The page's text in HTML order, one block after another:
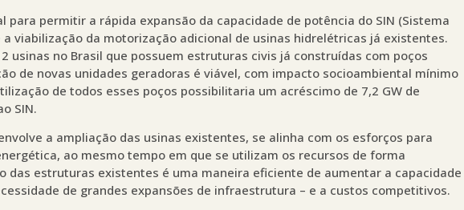
para permitir a rápida expansão da capacidade de potência do SIN (Sistema
viabilização da motorização adicional de usinas hidrelétricas já existentes.
usinas no Brasil que possuem estruturas civis já construídas com poços
de novas unidades geradoras é viável, com impacto socioambiental mínimo
de todos esses poços possibilitaria um acréscimo de 7,2 GW de
SIN.
a ampliação das usinas existentes, se alinha com os esforços para
ao mesmo tempo em que se utilizam os recursos de forma
das estruturas existentes é uma maneira eficiente de aumentar a capacidade
de grandes expansões de infraestrutura – e a custos competitivos.